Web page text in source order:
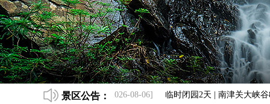
景区公告：
谷自8月7日起正常开放[2026-08-06] 临时闭园2天 | 南津关大峡谷8月5